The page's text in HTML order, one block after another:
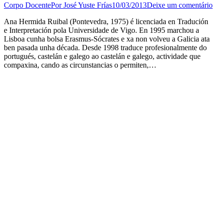
Corpo DocentePorJosé Yuste Frías10/03/2013Deixe um comentário
Ana Hermida Ruibal (Pontevedra, 1975) é licenciada en Tradución
e Interpretación pola Universidade de Vigo. En 1995 marchou a
Lisboa cunha bolsa Erasmus-Sócrates e xa non volveu a Galicia ata
ben pasada unha década. Desde 1998 traduce profesionalmente do
portugués, castelán e galego ao castelán e galego, actividade que
compaxina, cando as circunstancias o permiten,…